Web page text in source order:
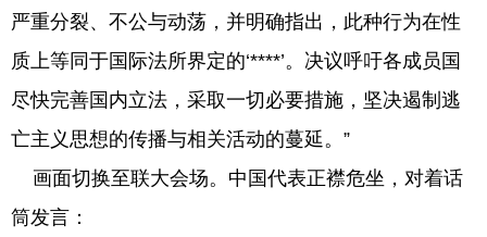
严重分裂、不公与动荡，并明确指出，此种行为在性
质上等同于国际法所界定的‘****’。决议呼吁各成员国
尽快完善国内立法，采取一切必要措施，坚决遏制逃
亡主义思想的传播与相关活动的蔓延。”
画面切换至联大会场。中国代表正襟危坐，对着话
筒发言：